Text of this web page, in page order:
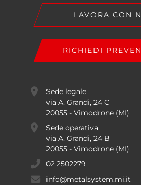
LAVORA CON
RICHIEDI
Sede legale
via A. Grandi, 24 C
20055 - Vimodrone (MI)
Sede operativa
via A. Grandi, 24 B
20055 - Vimodrone (MI)
02 2502279
info@metalsystem.mi.it